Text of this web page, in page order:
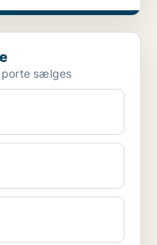
porte sælges